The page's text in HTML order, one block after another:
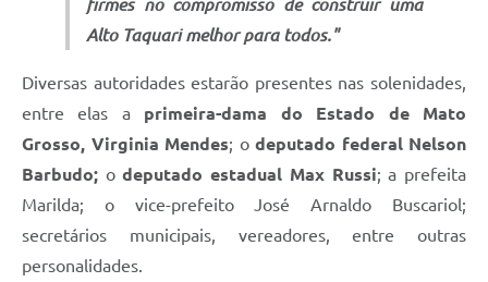
Alto Taquari melhor para todos."
Diversas autoridades estarão presentes nas solenidades,
entre elas a primeira-dama do Estado de Mato
Grosso, Virginia Mendes; o deputado federal Nelson
Barbudo; odeputado estadual Max Russi; a prefeita
Marilda; o vice-prefeito José Arnaldo Buscariol;
secretários municipais, vereadores, entre outras
personalidades.